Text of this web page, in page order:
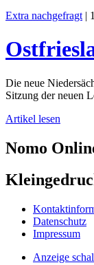
Extra nachgefragt |
Die neue
Sitzung der neuen
Artikel lesen
Nomo
Datenschutz
Impressum
Anzeige